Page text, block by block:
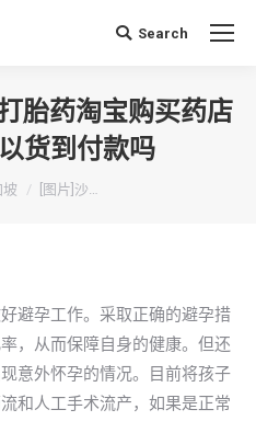
搜 Search
胎药淘宝购买药店
货到付款吗
坡 [图片]沙…
避孕工作。采取正确的避孕措
，从而保障自身的健康。但还
意外怀孕的情况。目前将孩子
和人工手术流产，如果是正常